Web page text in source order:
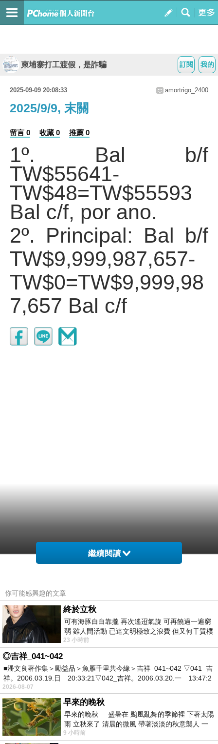
我的
訂閱
柬埔寨打工渡假，是詐騙
2025-09-09 20:08:33 amortrigo_2400
2025/9/9, 末關
留言 0 收藏 0 推薦 0
1º. Bal b/f
TW$55641-
TW$48=TW$55593
Bal c/f, por ano.
2º. Principal: Bal b/f
TW$9,999,987,657-
TW$0=TW$9,999,98
7,657 Bal c/f
繼續閱讀
你可能感興趣的文章
終於立秋
可有海豚白白靠攏 再次遙迢氣旋 可再饒過一遍窮
弱 雖人間活動 已達文明極致之浪費 但又何干質樸
者 只能白白陪葬
23 小時前
◎吉祥_041~042
■潘文良著作集＞勵益品＞魚雁千里共今緣＞吉祥_041~042 ▽041_吉
祥。2006.03.19.日 20:33:21▽042_吉祥。2006.03.20.一 13:47:2
2026-08-07
早來的晚秋
早來的晚秋 盛暑在 颱風亂舞的季節裡 下著太陽
雨 立秋來了 清晨的微風 帶著淡淡的秋意襲人 一
下子 又被赤
9 小時前